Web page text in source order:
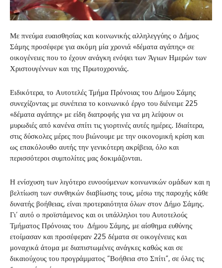
Με πνεύμα ευαισθησίας και κοινωνικής αλληλεγγύης ο Δήμος
Σάμης προσέφερε για ακόμη μία χρονιά «δέματα αγάπης» σε
οικογένειες που το έχουν ανάγκη ενόψει των Άγιων Ημερών των
Χριστουγέννων και της Πρωτοχρονιάς.
Ειδικότερα, το Αυτοτελές Τμήμα Πρόνοιας του Δήμου Σάμης
συνεχίζοντας με συνέπεια το κοινωνικό έργο του διένειμε 225
«δέματα αγάπης» με είδη διατροφής για να μη λείψουν οι
μυρωδιές από κανένα σπίτι τις γιορτινές αυτές ημέρες. Ιδιαίτερα,
στις δύσκολες μέρες που βιώνουμε με την οικονομική κρίση και
ως επακόλουθο αυτής την γενικότερη ακρίβεια, όλο και
περισσότεροι συμπολίτες μας δοκιμάζονται.
Η ενίσχυση των λιγότερο ευνοούμενων κοινωνικών ομάδων και η
βελτίωση των συνθηκών διαβίωσης τους, μέσω της παροχής κάθε
δυνατής βοήθειας, είναι προτεραιότητα όλων στον Δήμο Σάμης.
Γι’ αυτό ο προϊστάμενος και οι υπάλληλοι του Αυτοτελούς
Τμήματος Πρόνοιας του Δήμου Σάμης, με αίσθημα ευθύνης
ετοίμασαν και προσέφεραν 225 δέματα σε οικογένειες και
μοναχικά άτομα με διαπιστωμένες ανάγκες καθώς και σε
δικαιούχους του προγράμματος “Βοήθεια στο Σπίτι”, σε όλες τις